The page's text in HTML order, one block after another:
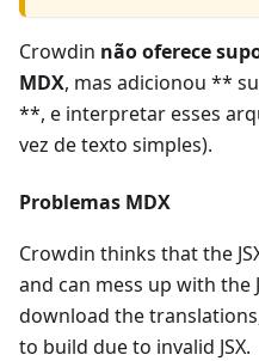
Crowdin não oferece
MDX, mas adicionou **
**, e interpretar esses
vez de texto simples).
Problemas MDX
Crowdin thinks that the
and can mess up with the
download the
to build due to invalid JSX.